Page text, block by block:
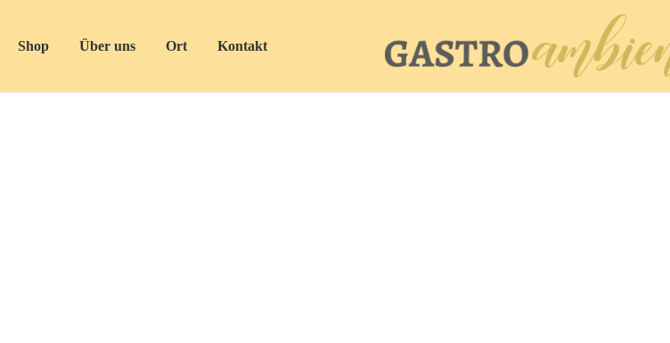
Shop Über uns Ort Kontakt